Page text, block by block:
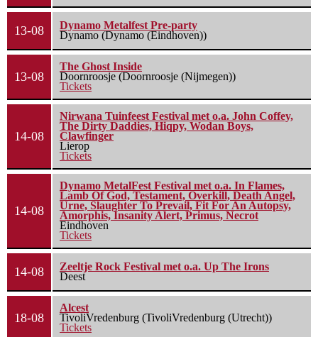
13-08
Dynamo Metalfest Pre-party
Dynamo (Dynamo (Eindhoven))
13-08
The Ghost Inside
Doornroosje (Doornroosje (Nijmegen))
Tickets
14-08
Nirwana Tuinfeest Festival met o.a. John Coffey,
The Dirty Daddies, Hiqpy, Wodan Boys,
Clawfinger
Lierop
Tickets
14-08
Dynamo MetalFest Festival met o.a. In Flames,
Lamb Of God, Testament, Overkill, Death Angel,
Urne, Slaughter To Prevail, Fit For An Autopsy,
Amorphis, Insanity Alert, Primus, Necrot
Eindhoven
Tickets
14-08
Zeeltje Rock Festival met o.a. Up The Irons
Deest
18-08
Alcest
TivoliVredenburg (TivoliVredenburg (Utrecht))
Tickets